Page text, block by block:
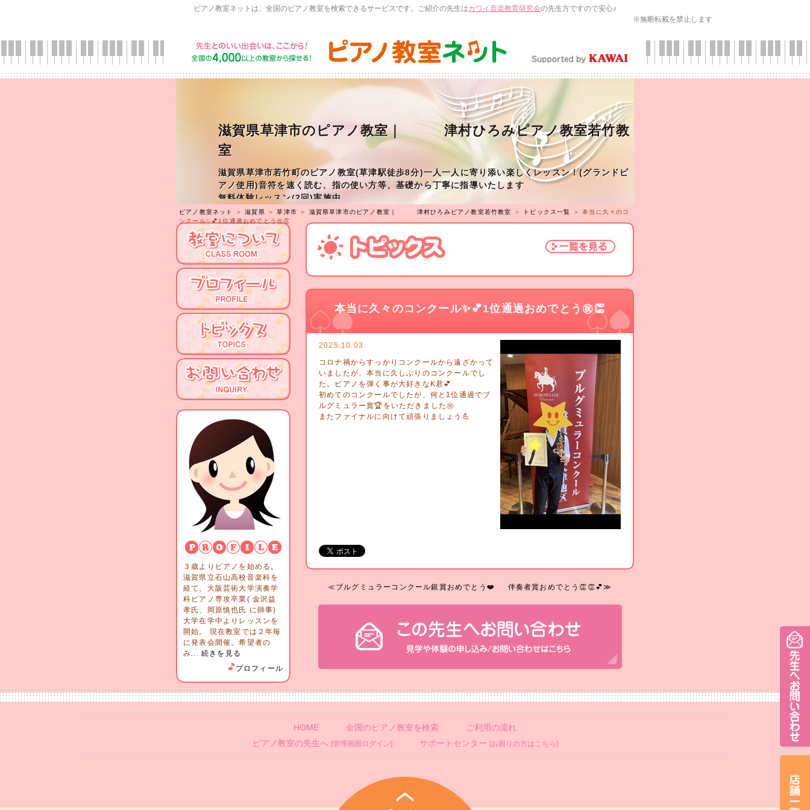
ピアノ教室ネットは、全国のピアノ教室を検索できるサービスです。ご紹介の先生はカワイ音楽教育研究会の先生方ですので安心♪
※無断転載を禁止します
滋賀県草津市のピアノ教室｜ 津村ひろみピアノ教室若竹教
室
滋賀県草津市若竹町のピアノ教室(草津駅徒歩8分)一人一人に寄り添い楽しくレッスン！(グランドピ
アノ使用)音符を速く読む、指の使い方等、基礎から丁寧に指導いたします
無料体験レッスン(2回)実施中
ピアノ教室ネット ＞滋賀県 ＞草津市 ＞ 滋賀県草津市のピアノ教室｜ 津村ひろみピアノ教室若竹教室 ＞ トピックス一覧
＞ 本当に久々のコ
ンクール✨💕1位通過おめでとう㊗️👏
３歳よりピアノを始める。
滋賀県立石山高校音楽科を
経て、大阪芸術大学演奏学
科ピアノ専攻卒業( 金沢益
孝氏、岡原慎也氏 に師事)
大学在学中よりレッスンを
開始。 現在教室では２年毎
に発表会開催。希望者の
み... 続きを見る
プロフィール
本当に久々のコンクール✨💕1位通過おめでとう㊗️👏
2025.10.03
コロナ禍からすっかりコンクールから遠ざかって
いましたが、本当に久しぶりのコンクールでし
た。ピアノを弾く事が大好きなK君💕
初めてのコンクールでしたが、何と1位通過でブ
ルグミュラー賞🏆をいただきました㊗️
またファイナルに向けて頑張りましょう💪
≪ブルグミュラーコンクール銀賞おめでとう❤️ 伴奏者賞おめでとう👏👏💕≫
HOME 全国のピアノ教室を検索
ご利用の流れ
ピアノ教室の先生へ [管理画面ログイン] サポートセンター [お困りの方はこちら]